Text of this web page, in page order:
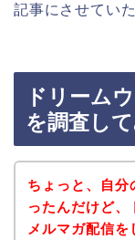
記事にさせてい
ドリーム
を調査して
ちょっと、自分
ったんだけど、
メルマガ配信を